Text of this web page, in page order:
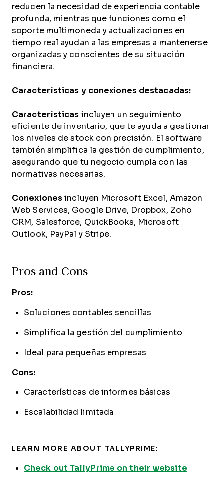
reducen la necesidad de experiencia contable
profunda, mientras que funciones como el
soporte multimoneda y actualizaciones en
tiempo real ayudan a las empresas a mantenerse
organizadas y conscientes de su situación
financiera.
Características y conexiones destacadas:
Características incluyen un seguimiento
eficiente de inventario, que te ayuda a gestionar
los niveles de stock con precisión. El software
también simplifica la gestión de cumplimiento,
asegurando que tu negocio cumpla con las
normativas necesarias.
Conexiones incluyen Microsoft Excel, Amazon
Web Services, Google Drive, Dropbox, Zoho
CRM, Salesforce, QuickBooks, Microsoft
Outlook, PayPal y Stripe.
Pros and Cons
Pros:
Soluciones contables sencillas
Simplifica la gestión del cumplimiento
Ideal para pequeñas empresas
Cons:
Características de informes básicas
Escalabilidad limitada
LEARN MORE ABOUT TALLYPRIME:
Check out TallyPrime on their website